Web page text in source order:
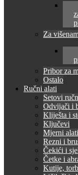
Za
Pribor za
Ostalo
Ručni alati
Setovi
Odvijači i
Kliješta i
Ključevi
Mjerni alati
Rezni i
Čekići i
Četke i
Kutije,